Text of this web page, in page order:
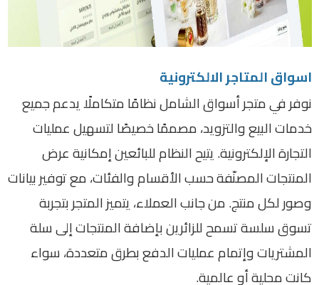
اسواق المتاجر الالكترونية
نوفر في متجر أسواق الشامل نظامًا متكاملًا يدعم جميع
خدمات البيع والتزويد، مصممًا خصيصًا لتسهيل عمليات
التجارة الإلكترونية. يتيح النظام للبائعين إمكانية عرض
المنتجات المصنّفة حسب الأقسام والفئات، مع توفير بيانات
وصور لكل منتج. من جانب العملاء، يتميز المتجر بتجربة
تسوق سلسة تسمح للزائرين بإضافة المنتجات إلى سلة
المشتريات وإتمام عمليات الدفع بطرق متعددة، سواء
كانت محلية أو عالمية.